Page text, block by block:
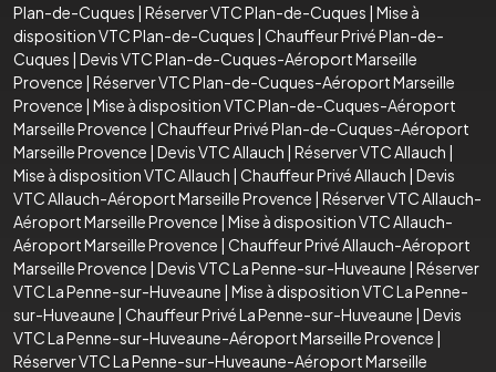
Plan-de-Cuques | Réserver VTC Plan-de-Cuques | Mise à
disposition VTC Plan-de-Cuques | Chauffeur Privé Plan-de-
Cuques | Devis VTC Plan-de-Cuques-Aéroport Marseille
Provence | Réserver VTC Plan-de-Cuques-Aéroport Marseille
Provence | Mise à disposition VTC Plan-de-Cuques-Aéroport
Marseille Provence | Chauffeur Privé Plan-de-Cuques-Aéroport
Marseille Provence | Devis VTC Allauch | Réserver VTC Allauch |
Mise à disposition VTC Allauch | Chauffeur Privé Allauch | Devis
VTC Allauch-Aéroport Marseille Provence | Réserver VTC Allauch-
Aéroport Marseille Provence | Mise à disposition VTC Allauch-
Aéroport Marseille Provence | Chauffeur Privé Allauch-Aéroport
Marseille Provence | Devis VTC La Penne-sur-Huveaune | Réserver
VTC La Penne-sur-Huveaune | Mise à disposition VTC La Penne-
sur-Huveaune | Chauffeur Privé La Penne-sur-Huveaune | Devis
VTC La Penne-sur-Huveaune-Aéroport Marseille Provence |
Réserver VTC La Penne-sur-Huveaune-Aéroport Marseille